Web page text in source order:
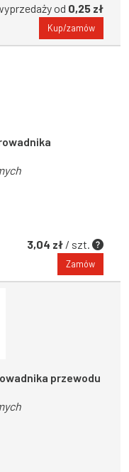
od 0,25 zł
Kup/zamów
3,04 zł / szt.
Zamów
przewodu